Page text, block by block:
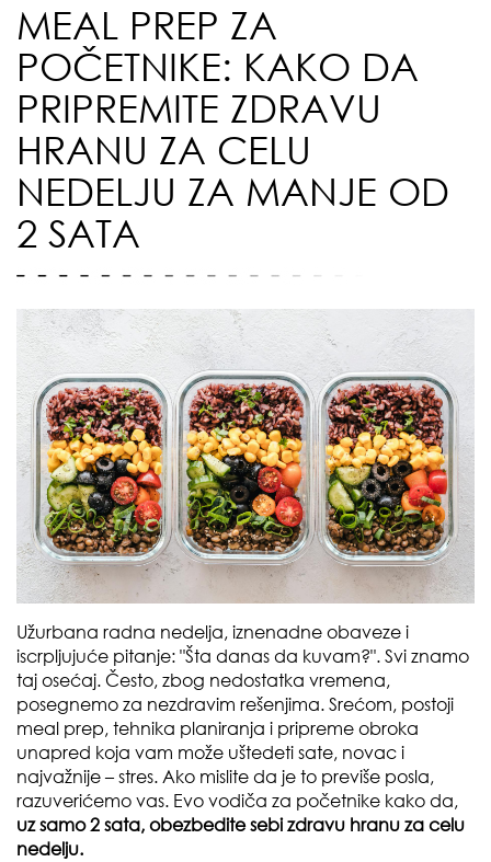
MEAL PREP ZA
POČETNIKE: KAKO DA
PRIPREMITE ZDRAVU
HRANU ZA CELU
NEDELJU ZA MANJE OD
2 SATA
Užurbana radna nedelja, iznenadne obaveze i
iscrpljujuće pitanje: "Šta danas da kuvam?". Svi znamo
taj osećaj. Često, zbog nedostatka vremena,
posegnemo za nezdravim rešenjima. Srećom, postoji
meal prep, tehnika planiranja i pripreme obroka
unapred koja vam može uštedeti sate, novac i
najvažnije – stres. Ako mislite da je to previše posla,
razuverićemo vas. Evo vodiča za početnike kako da,
uz samo 2 sata, obezbedite sebi zdravu hranu za celu
nedelju.